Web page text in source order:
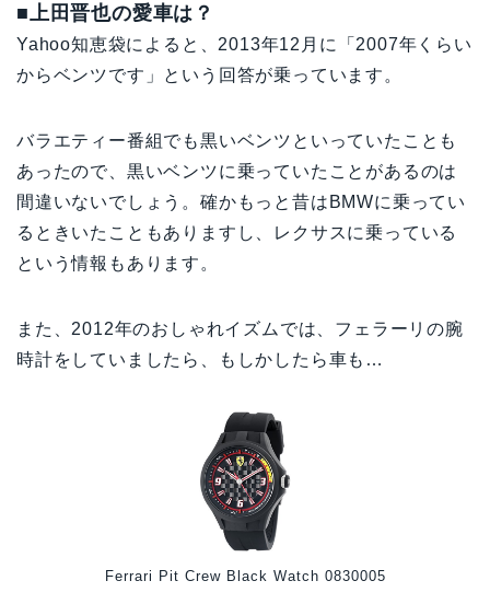
■上田晋也の愛車は？
Yahoo知恵袋によると、2013年12月に「2007年くらい
からベンツです」という回答が乗っています。
バラエティー番組でも黒いベンツといっていたことも
あったので、黒いベンツに乗っていたことがあるのは
間違いないでしょう。確かもっと昔はBMWに乗ってい
るときいたこともありますし、レクサスに乗っている
という情報もあります。
また、2012年のおしゃれイズムでは、フェラーリの腕
時計をしていましたら、もしかしたら車も…
Ferrari Pit Crew Black Watch 0830005